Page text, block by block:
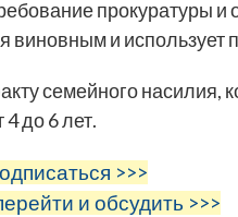
прокуратуры и
виновным и использует
семейного насилия,
до 6 лет.
>>>
и обсудить >>>